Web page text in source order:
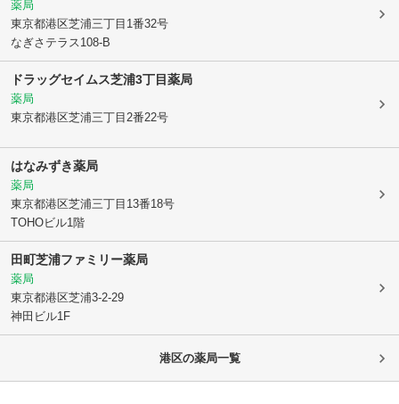
薬局
東京都港区芝浦三丁目1番32号
なぎさテラス108-B
ドラッグセイムス芝浦3丁目薬局
薬局
東京都港区芝浦三丁目2番22号
はなみずき薬局
薬局
東京都港区芝浦三丁目13番18号
TOHOビル1階
田町芝浦ファミリー薬局
薬局
東京都港区芝浦3-2-29
神田ビル1F
港区の薬局一覧